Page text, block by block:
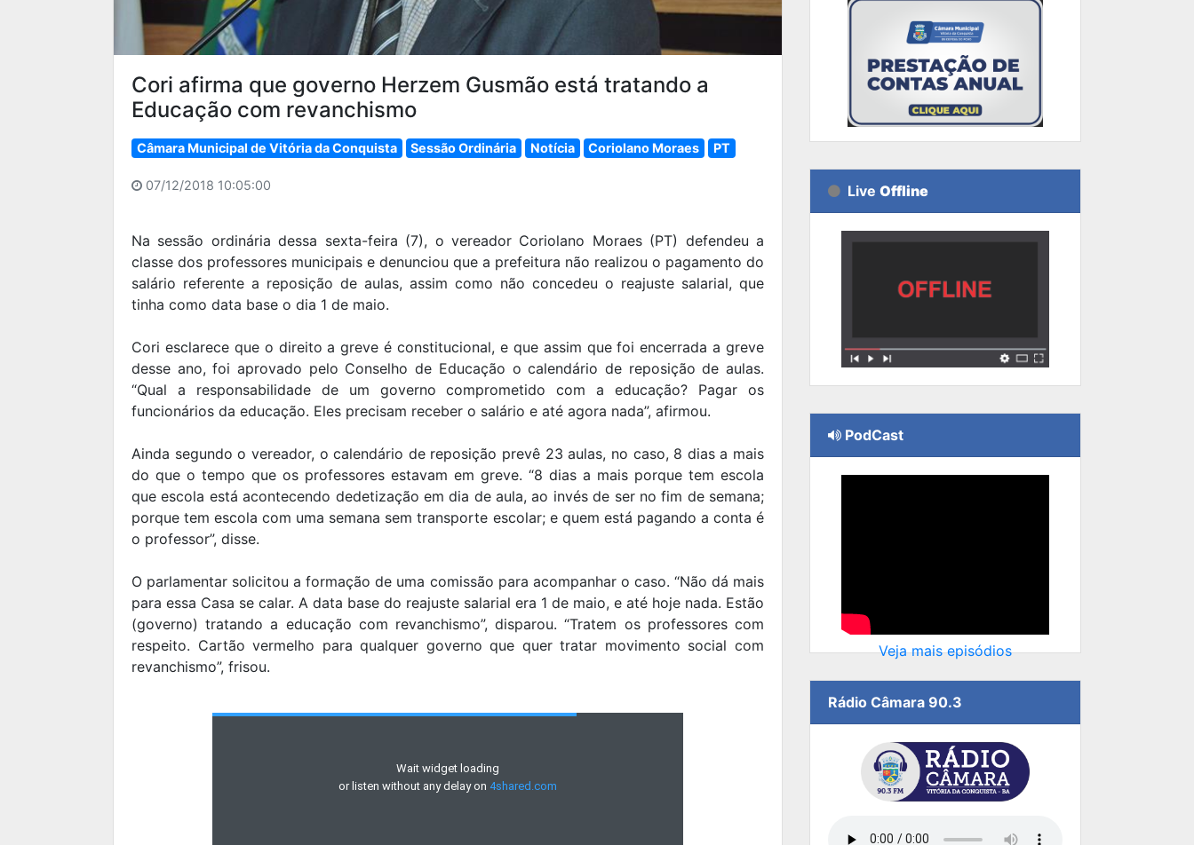
Cori afirma que governo Herzem Gusmão está tratando a
Educação com revanchismo
Câmara Municipal de Vitória da Conquista Sessão Ordinária Notícia Coriolano Moraes PT
07/12/2018 10:05:00
Na sessão ordinária dessa sexta-feira (7), o vereador Coriolano Moraes (PT) defendeu a
classe dos professores municipais e denunciou que a prefeitura não realizou o pagamento do
salário referente a reposição de aulas, assim como não concedeu o reajuste salarial, que
tinha como data base o dia 1 de maio.
Cori esclarece que o direito a greve é constitucional, e que assim que foi encerrada a greve
desse ano, foi aprovado pelo Conselho de Educação o calendário de reposição de aulas.
“Qual a responsabilidade de um governo comprometido com a educação? Pagar os
funcionários da educação. Eles precisam receber o salário e até agora nada”, afirmou.
Ainda segundo o vereador, o calendário de reposição prevê 23 aulas, no caso, 8 dias a mais
do que o tempo que os professores estavam em greve. “8 dias a mais porque tem escola
que escola está acontecendo dedetização em dia de aula, ao invés de ser no fim de semana;
porque tem escola com uma semana sem transporte escolar; e quem está pagando a conta é
o professor”, disse.
O parlamentar solicitou a formação de uma comissão para acompanhar o caso. “Não dá mais
para essa Casa se calar. A data base do reajuste salarial era 1 de maio, e até hoje nada. Estão
(governo) tratando a educação com revanchismo”, disparou. “Tratem os professores com
respeito. Cartão vermelho para qualquer governo que quer tratar movimento social com
revanchismo”, frisou.
Live Offline
PodCast
Veja mais episódios
Rádio Câmara 90.3